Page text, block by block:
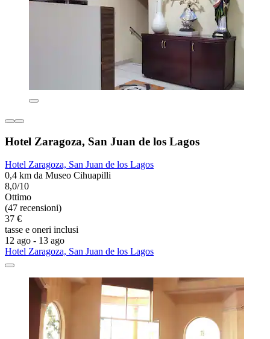
Hotel Zaragoza, San Juan de los Lagos
Hotel Zaragoza, San Juan de los Lagos
0,4 km da Museo Cihuapilli
8,0/10
Ottimo
(47 recensioni)
37 €
tasse e oneri inclusi
12 ago - 13 ago
Hotel Zaragoza, San Juan de los Lagos